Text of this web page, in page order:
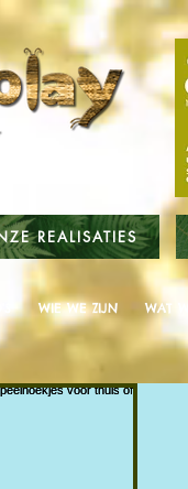
REALISATIES
WIE WE ZIJN WAT